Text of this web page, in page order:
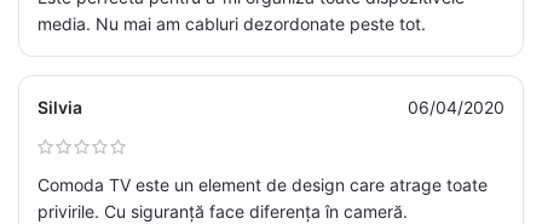
media. Nu mai am cabluri dezordonate peste tot.
Silvia 06/04/2020
Comoda TV este un element de design care atrage toate
privirile. Cu siguranță face diferența în cameră.